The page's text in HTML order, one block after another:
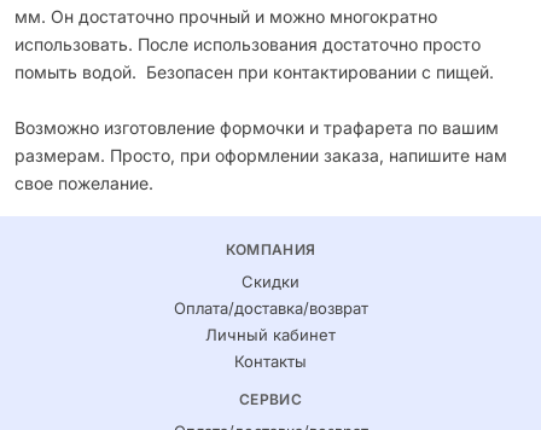
мм. Он достаточно прочный и можно многократно
использовать. После использования достаточно просто
помыть водой. Безопасен при контактировании с пищей.
Возможно изготовление формочки и трафарета по вашим
размерам. Просто, при оформлении заказа, напишите нам
свое пожелание.
КОМПАНИЯ
Скидки
Оплата/доставка/возврат
Личный кабинет
Контакты
СЕРВИС